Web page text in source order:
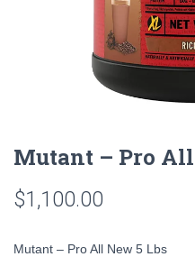
Mutant – Pro All
$1,100.00
Mutant – Pro All New 5 Lbs